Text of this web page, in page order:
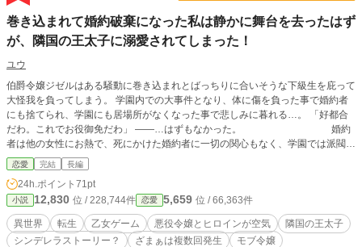
巻き込まれて婚約破棄になった私は静かに舞台を去ったはず
が、隣国の王太子に溺愛されてしまった！
ユウ
伯爵令嬢ジゼルはある騒動に巻き込まれとばっちりに合いそうな下級生を庇って
大怪我を負ってしまう。 学園内での大事件となり、体に傷を負った事で婚約者
にも捨てられ、学園にも居場所がなくなった事で悲しみに暮れる…。 「好都合
だわ。これでお役御免だわ」 ――…はずもなかった。 婚約
者は他の女性にお熱で、死にかけた婚約者に一切の関心もなく、学園では派閥争
いをしており正直どうでも良かった。 大切なのは兄と伯爵家だった。 何かも失
ったジゼルだったが隣国の王太子殿下に何故か好意をもたれてしまい波紋を呼ん
でしまうのだった。
恋愛 完結 長編
24h.ポイント 71pt
小説 12,830 位 / 228,744件 恋愛 5,659 位 / 66,363件
異世界 転生 乙女ゲーム 悪役令嬢とヒロインが空気
隣国の王太子
シンデレラストーリー？
ざまぁは複数回発生 モブ令嬢